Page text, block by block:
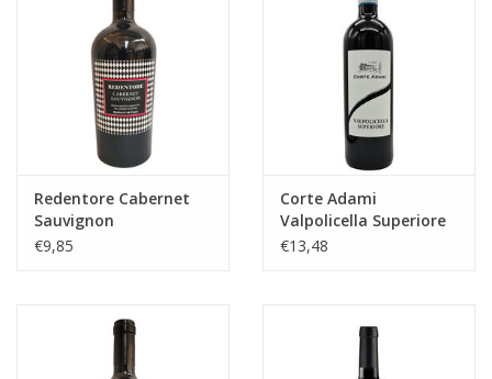
Redentore Cabernet
Sauvignon
€9,85
Corte Adami
Valpolicella Superiore
€13,48